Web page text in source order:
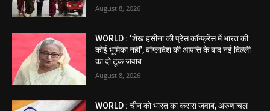
August 8, 2026
WORLD : ‘शेख हसीना की प्रेस कॉन्फ्रेंस में भारत की
कोई भूमिका नहीं’, बांग्लादेश की आपत्ति के बाद नई दिल्ली
का दो टूक जवाब
August 8, 2026
WORLD : चीन को भारत का करारा जवाब, अरुणाचल